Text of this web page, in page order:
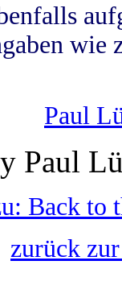
wie
Paul
Paul
Back to
zurück